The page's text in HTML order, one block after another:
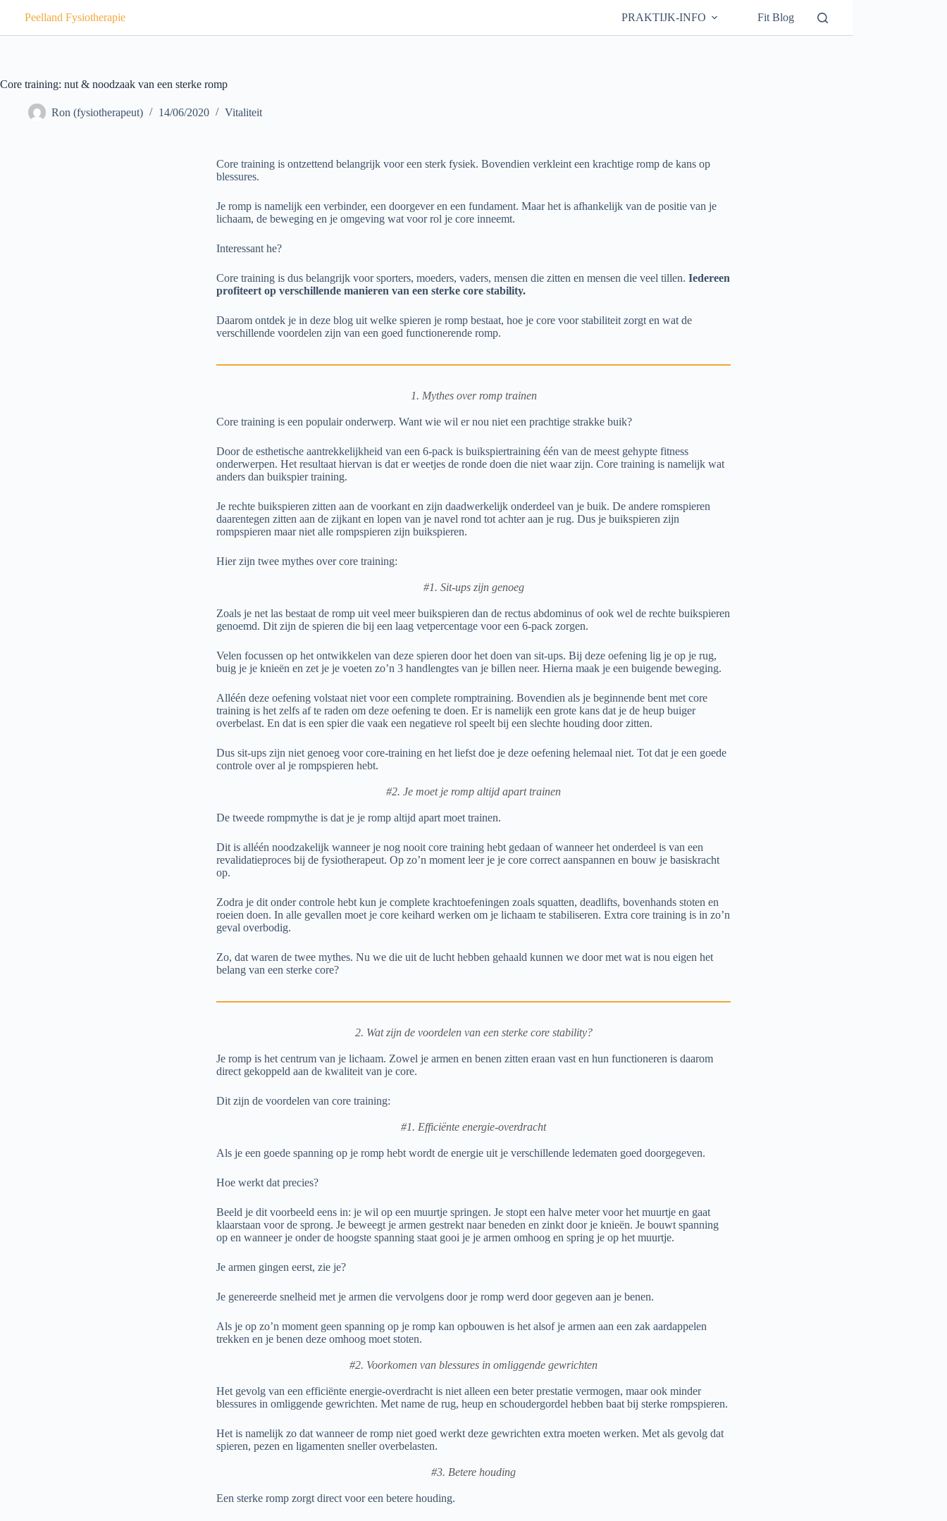
Peelland Fysiotherapie PRAKTIJK-INFO Fit Blog
Core training: nut & noodzaak van een sterke romp
Ron (fysiotherapeut) 14/06/2020 Vitaliteit
Core training is ontzettend belangrijk voor een sterk fysiek. Bovendien verkleint een krachtige romp de kans op
blessures.
Je romp is namelijk een verbinder, een doorgever en een fundament. Maar het is afhankelijk van de positie van je
lichaam, de beweging en je omgeving wat voor rol je core inneemt.
Interessant he?
Core training is dus belangrijk voor sporters, moeders, vaders, mensen die zitten en mensen die veel tillen. Iedereen
profiteert op verschillende manieren van een sterke core stability.
Daarom ontdek je in deze blog uit welke spieren je romp bestaat, hoe je core voor stabiliteit zorgt en wat de
verschillende voordelen zijn van een goed functionerende romp.
1. Mythes over romp trainen
Core training is een populair onderwerp. Want wie wil er nou niet een prachtige strakke buik?
Door de esthetische aantrekkelijkheid van een 6-pack is buikspiertraining één van de meest gehypte fitness
onderwerpen. Het resultaat hiervan is dat er weetjes de ronde doen die niet waar zijn. Core training is namelijk wat
anders dan buikspier training.
Je rechte buikspieren zitten aan de voorkant en zijn daadwerkelijk onderdeel van je buik. De andere romspieren
daarentegen zitten aan de zijkant en lopen van je navel rond tot achter aan je rug. Dus je buikspieren zijn
rompspieren maar niet alle rompspieren zijn buikspieren.
Hier zijn twee mythes over core training:
#1. Sit-ups zijn genoeg
Zoals je net las bestaat de romp uit veel meer buikspieren dan de rectus abdominus of ook wel de rechte buikspieren
genoemd. Dit zijn de spieren die bij een laag vetpercentage voor een 6-pack zorgen.
Velen focussen op het ontwikkelen van deze spieren door het doen van sit-ups. Bij deze oefening lig je op je rug,
buig je je knieën en zet je je voeten zo’n 3 handlengtes van je billen neer. Hierna maak je een buigende beweging.
Alléén deze oefening volstaat niet voor een complete romptraining. Bovendien als je beginnende bent met core
training is het zelfs af te raden om deze oefening te doen. Er is namelijk een grote kans dat je de heup buiger
overbelast. En dat is een spier die vaak een negatieve rol speelt bij een slechte houding door zitten.
Dus sit-ups zijn niet genoeg voor core-training en het liefst doe je deze oefening helemaal niet. Tot dat je een goede
controle over al je rompspieren hebt.
#2. Je moet je romp altijd apart trainen
De tweede rompmythe is dat je je romp altijd apart moet trainen.
Dit is alléén noodzakelijk wanneer je nog nooit core training hebt gedaan of wanneer het onderdeel is van een
revalidatieproces bij de fysiotherapeut. Op zo’n moment leer je je core correct aanspannen en bouw je basiskracht
op.
Zodra je dit onder controle hebt kun je complete krachtoefeningen zoals squatten, deadlifts, bovenhands stoten en
roeien doen. In alle gevallen moet je core keihard werken om je lichaam te stabiliseren. Extra core training is in zo’n
geval overbodig.
Zo, dat waren de twee mythes. Nu we die uit de lucht hebben gehaald kunnen we door met wat is nou eigen het
belang van een sterke core?
2. Wat zijn de voordelen van een sterke core stability?
Je romp is het centrum van je lichaam. Zowel je armen en benen zitten eraan vast en hun functioneren is daarom
direct gekoppeld aan de kwaliteit van je core.
Dit zijn de voordelen van core training:
#1. Efficiënte energie-overdracht
Als je een goede spanning op je romp hebt wordt de energie uit je verschillende ledematen goed doorgegeven.
Hoe werkt dat precies?
Beeld je dit voorbeeld eens in: je wil op een muurtje springen. Je stopt een halve meter voor het muurtje en gaat
klaarstaan voor de sprong. Je beweegt je armen gestrekt naar beneden en zinkt door je knieën. Je bouwt spanning
op en wanneer je onder de hoogste spanning staat gooi je je armen omhoog en spring je op het muurtje.
Je armen gingen eerst, zie je?
Je genereerde snelheid met je armen die vervolgens door je romp werd door gegeven aan je benen.
Als je op zo’n moment geen spanning op je romp kan opbouwen is het alsof je armen aan een zak aardappelen
trekken en je benen deze omhoog moet stoten.
#2. Voorkomen van blessures in omliggende gewrichten
Het gevolg van een efficiënte energie-overdracht is niet alleen een beter prestatie vermogen, maar ook minder
blessures in omliggende gewrichten. Met name de rug, heup en schoudergordel hebben baat bij sterke rompspieren.
Het is namelijk zo dat wanneer de romp niet goed werkt deze gewrichten extra moeten werken. Met als gevolg dat
spieren, pezen en ligamenten sneller overbelasten.
#3. Betere houding
Een sterke romp zorgt direct voor een betere houding.